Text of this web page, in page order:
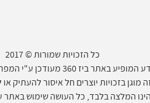
כל הזכויות שמורות © 2017
באתר ביז 360 מעודכן ע"י המפרסמים ובאחריותם *
מוגן בזכויות יוצרים חל איסור להעתיק